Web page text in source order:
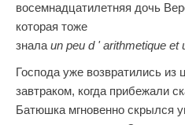
восемнадцатилетняя дочь
которая тоже
знала un peu d 'arithmetique et
Господа уже возвратились из
завтраком, когда прибежали
Батюшка мгновенно скрылся